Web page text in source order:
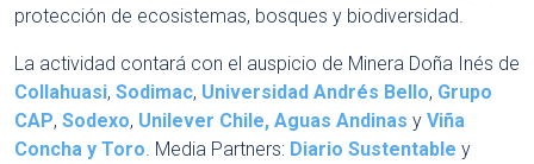
protección de ecosistemas, bosques y biodiversidad.
La actividad contará con el auspicio de Minera Doña Inés de
Collahuasi, Sodimac, Universidad Andrés Bello, Grupo
CAP, Sodexo, Unilever Chile, Aguas Andinas y Viña
Concha y Toro. Media Partners: Diario Sustentable y